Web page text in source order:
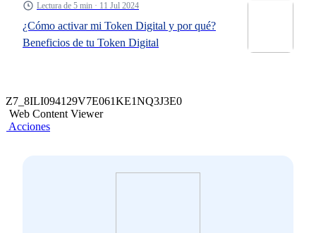
¿Cómo activar mi Token Digital y por qué?
Beneficios de tu Token Digital
Lectura de 5 min · 11 Jul 2024
Z7_8ILI094129V7E061KE1NQ3J3E0
Web Content Viewer
Acciones